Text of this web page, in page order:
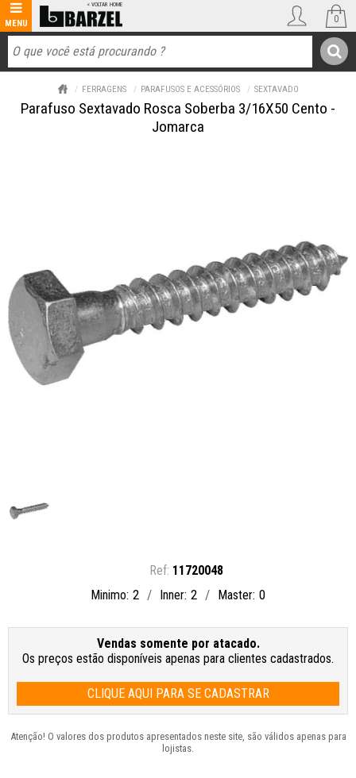
0
FERRAGENS PARAFUSOS E ACESSÓRIOS SEXTAVADO
Parafuso Sextavado Rosca Soberba 3/16X50 Cento -
Jomarca
Minimo 2 Inner 2 Master 0
Vendas somente por atacado.
Os preços estão disponíveis apenas para clientes cadastrados.
CLIQUE AQUI PARA SE CADASTRAR
11720048